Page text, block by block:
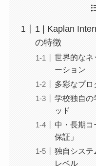
1 | Kaplan
の特徴
世界的なネ
ーション
多彩なプ
学校独自の
ッド
中・長期コ
保証」
独自システ
レベル